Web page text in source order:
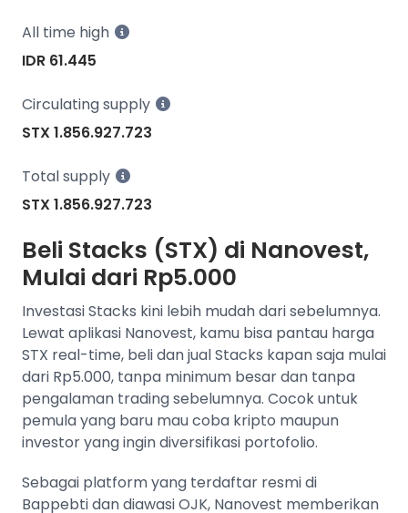
All time high
IDR 61.445
Circulating supply
STX 1.856.927.723
Total supply
STX 1.856.927.723
Beli Stacks (STX) di Nanovest,
Mulai dari Rp5.000
Investasi Stacks kini lebih mudah dari sebelumnya.
Lewat aplikasi Nanovest, kamu bisa pantau harga
STX real-time, beli dan jual Stacks kapan saja mulai
dari Rp5.000, tanpa minimum besar dan tanpa
pengalaman trading sebelumnya. Cocok untuk
pemula yang baru mau coba kripto maupun
investor yang ingin diversifikasi portofolio.
Sebagai platform yang terdaftar resmi di
Bappebti dan diawasi OJK, Nanovest memberikan